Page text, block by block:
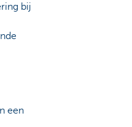
bij
een